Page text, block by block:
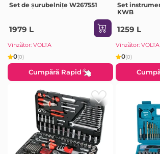
Set de șurubelnițe W267551
1979 L
Vînzător: VOLTA
0(0)
Cumpără Rapid
Set
KWB
1259 L
Vînzător: VOLTA
0(0)